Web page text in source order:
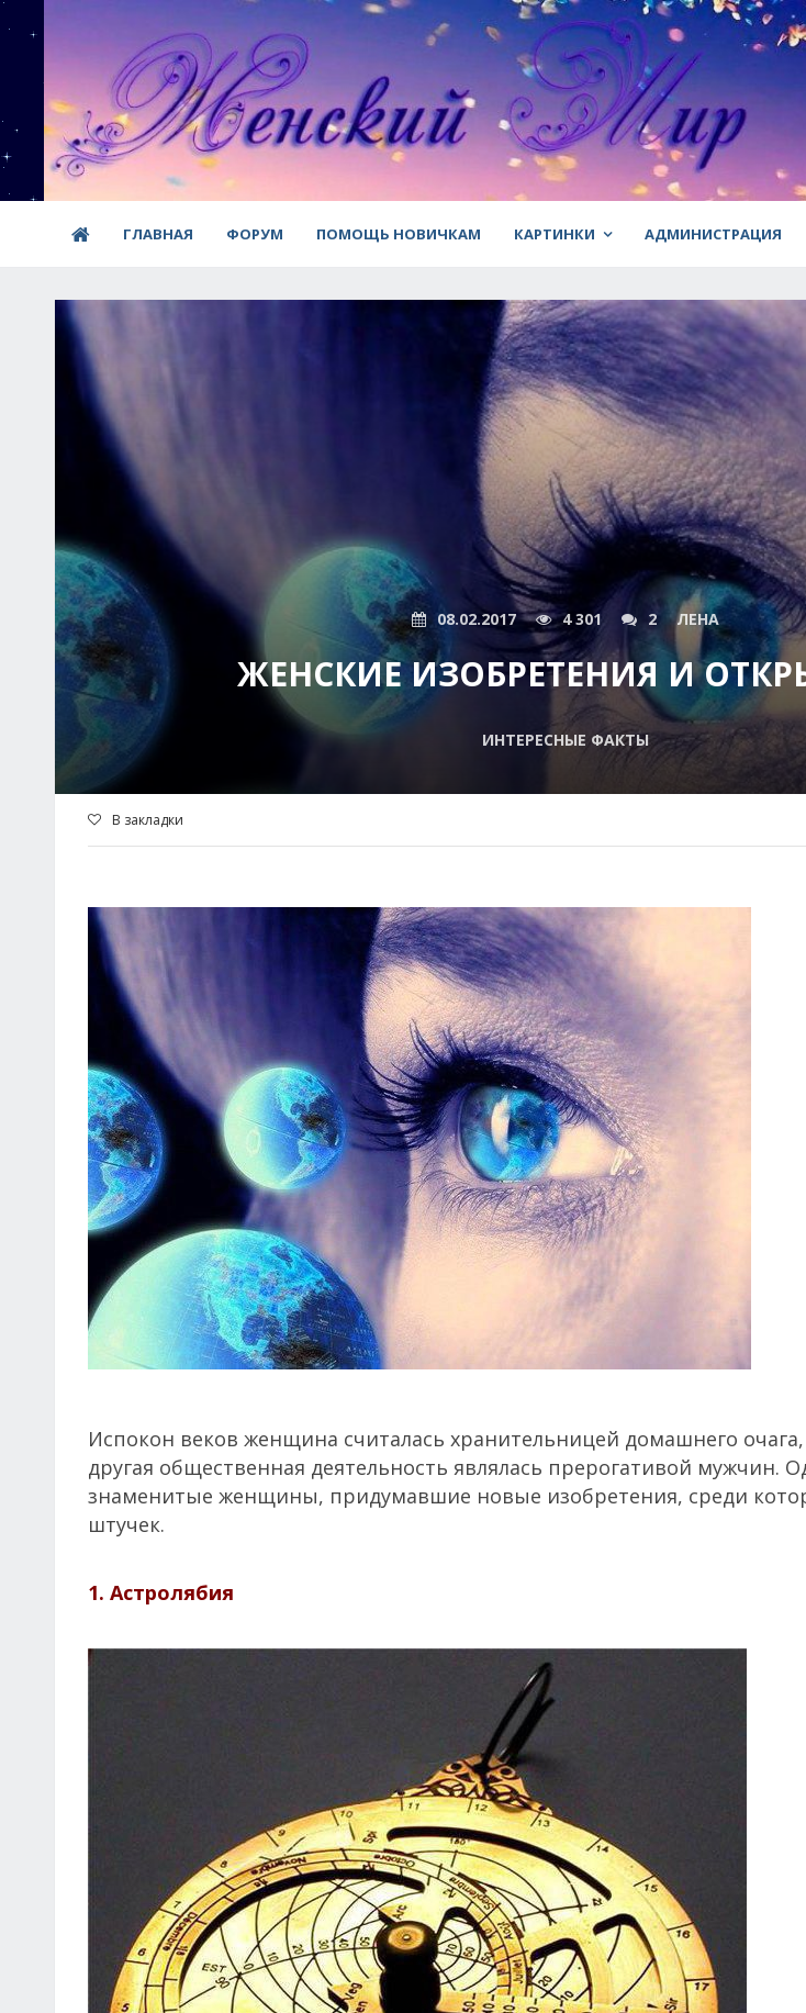
ГЛАВНАЯ ФОРУМ ПОМОЩЬ НОВИЧКАМ КАРТИНКИ АДМИНИСТРАЦИЯ
08.02.2017 4 301 2 ЛЕНА
ЖЕНСКИЕ ИЗОБРЕТЕНИЯ И
ИНТЕРЕСНЫЕ ФАКТЫ
В закладки
Испокон веков женщина считалась хранительницей домашнего
другая общественная деятельность являлась прерогативой мужчин.
знаменитые женщины, придумавшие новые изобретения, среди
штучек.
1. Астролябия